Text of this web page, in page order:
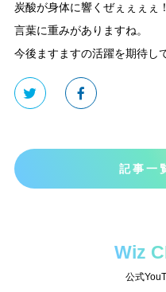
炭酸が身体に響くぜぇぇぇぇ
言葉に重みがありますね。
今後ますますの活躍を期待し
記事一
Wiz
公式